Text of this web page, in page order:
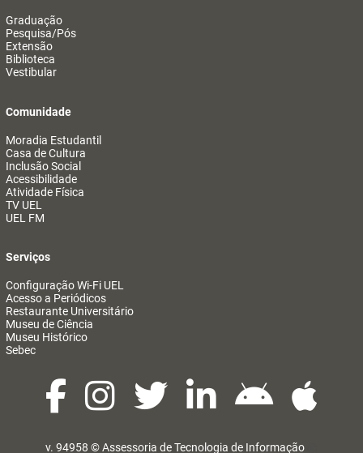
Graduação
Pesquisa/Pós
Extensão
Biblioteca
Vestibular
Comunidade
Moradia Estudantil
Casa de Cultura
Inclusão Social
Acessibilidade
Atividade Física
TV UEL
UEL FM
Serviços
Configuração Wi-Fi UEL
Acesso a Periódicos
Restaurante Universitário
Museu de Ciência
Museu Histórico
Sebec
v. 94958 ©Assessoria de Tecnologia de Informação